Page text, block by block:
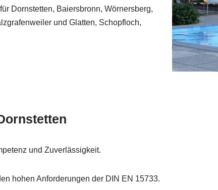
Dornstetten, Baiersbronn, Wörnersberg,
und Glatten, Schopfloch,
und Zuverlässigkeit.
hohen Anforderungen der DIN EN 15733.